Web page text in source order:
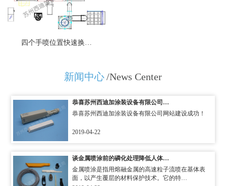
四个手喷位置快速换…
新闻中心/News Center
恭喜苏州西迪加涂装设备有限公司…
恭喜苏州西迪加涂装设备有限公司网站建设成功！
2019-04-22
谈金属喷涂前的磷化处理降低人体…
金属喷涂是指用熔融金属的高速粒子流喷在基体表
面，以产生覆层的材料保护技术。它的特…